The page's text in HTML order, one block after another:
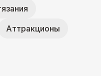
Аттракционы